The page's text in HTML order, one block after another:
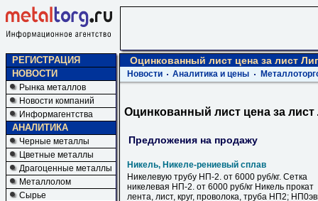
РЕГИСТРАЦИЯ
НОВОСТИ
Рынка металлов
Новости компаний
Информагентства
АНАЛИТИКА
Черные металлы
Цветные металлы
Драгоценные металлы
Металлолом
Сырье
Оцинкованный лист цена за лист
Новости Аналитика и цены
Оцинкованный лист цена за лист
Предложения на продажу
Никель, Никеле-рениевый сплав
Никелевую трубу НП-2. от 6000 руб/кг. Сетка
никелевая НП-2. от 6000 руб/кг Никель прокат
лента, лист, круг, проволока, труба НП2;